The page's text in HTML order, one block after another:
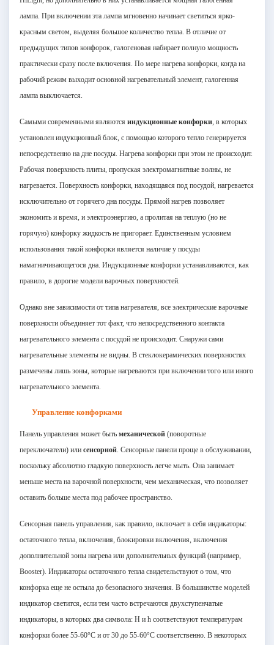
лампа. При включении эта лампа мгновенно начинает светиться ярко-
красным светом, выделяя большое количество тепла. В отличие от
предыдущих типов конфорок, галогеновая набирает полную мощность
практически сразу после включения. По мере нагрева конфорки, когда на
рабочий режим выходит основной нагревательный элемент, галогенная
лампа выключается.
Самыми современными являются индукционные конфорки , в которых
установлен индукционный блок, с помощью которого тепло генерируется
непосредственно на дне посуды. Нагрева конфорки при этом не происходит.
Рабочая поверхность плиты, пропуская электромагнитные волны, не
нагревается. Поверхность конфорки, находящаяся под посудой, нагревается
исключительно от горячего дна посуды. Прямой нагрев позволяет
экономить и время, и электроэнергию, а пролитая на теплую (но не
горячую) конфорку жидкость не пригорает. Единственным условием
использования такой конфорки является наличие у посуды
намагничивающегося дна. Индукционные конфорки устанавливаются, как
правило, в дорогие модели варочных поверхностей.
Однако вне зависимости от типа нагревателя, все электрические варочные
поверхности объединяет тот факт, что непосредственного контакта
нагревательного элемента с посудой не происходит. Снаружи сами
нагревательные элементы не видны. В стеклокерамических поверхностях
размечены лишь зоны, которые нагреваются при включении того или иного
нагревательного элемента.
Управление конфорками
Панель управления может быть механической (поворотные
переключатели) или сенсорной. Сенсорные панели проще в обслуживании,
поскольку абсолютно гладкую поверхность легче мыть. Она занимает
меньше места на варочной поверхности, чем механическая, что позволяет
оставить больше места под рабочее пространство.
Сенсорная панель управления, как правило, включает в себя индикаторы:
остаточного тепла, включения, блокировки включения, включения
дополнительной зоны нагрева или дополнительных функций (например,
Booster). Индикаторы остаточного тепла свидетельствуют о том, что
конфорка еще не остыла до безопасного значения. В большинстве моделей
индикатор светится, если тем часто встречаются двухступенчатые
индикаторы, в которых два символа: H и h соответствуют температурам
конфорки более 55-60°С и от 30 до 55-60°С соответственно. В некоторых